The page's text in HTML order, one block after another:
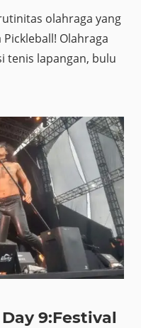
rutinitas olahraga yang
Olahraga
tenis lapangan, bulu
9:Festival